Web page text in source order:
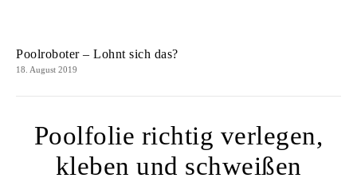
Poolroboter – Lohnt sich das?
18. August 2019
Poolfolie richtig verlegen,
kleben und schweißen